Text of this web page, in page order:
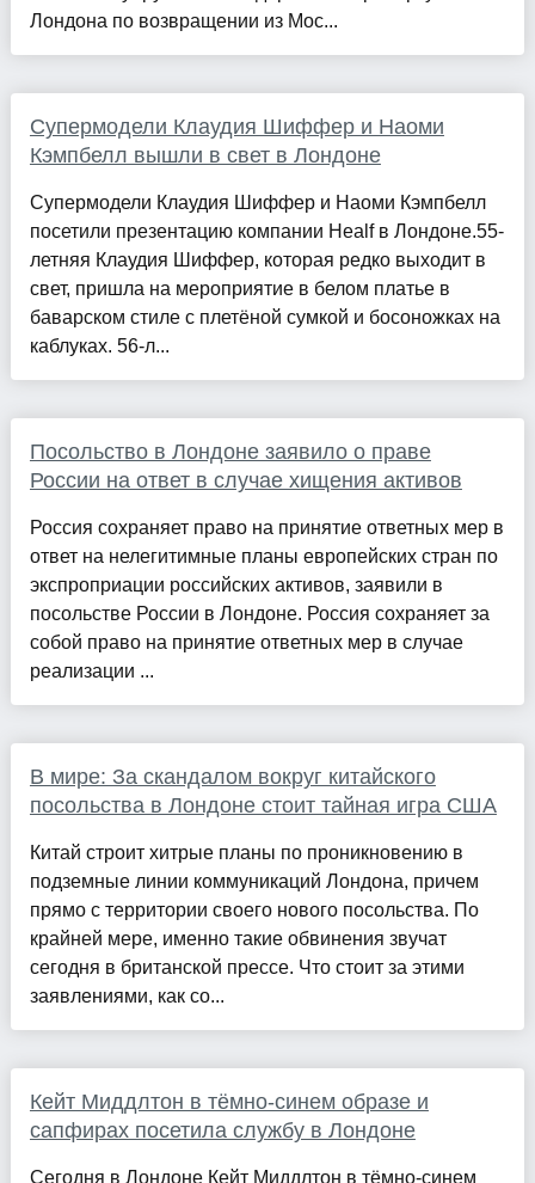
Лондона по возвращении из Мос...
Супермодели Клаудия Шиффер и Наоми
Кэмпбелл вышли в свет в Лондоне
Супермодели Клаудия Шиффер и Наоми Кэмпбелл
посетили презентацию компании Healf в Лондоне.55-
летняя Клаудия Шиффер, которая редко выходит в
свет, пришла на мероприятие в белом платье в
баварском стиле с плетёной сумкой и босоножках на
каблуках. 56-л...
Посольство в Лондоне заявило о праве
России на ответ в случае хищения активов
Россия сохраняет право на принятие ответных мер в
ответ на нелегитимные планы европейских стран по
экспроприации российских активов, заявили в
посольстве России в Лондоне. Россия сохраняет за
собой право на принятие ответных мер в случае
реализации ...
В мире: За скандалом вокруг китайского
посольства в Лондоне стоит тайная игра США
Китай строит хитрые планы по проникновению в
подземные линии коммуникаций Лондона, причем
прямо с территории своего нового посольства. По
крайней мере, именно такие обвинения звучат
сегодня в британской прессе. Что стоит за этими
заявлениями, как со...
Кейт Миддлтон в тёмно-синем образе и
сапфирах посетила службу в Лондоне
Сегодня в Лондоне Кейт Миддлтон в тёмно-синем